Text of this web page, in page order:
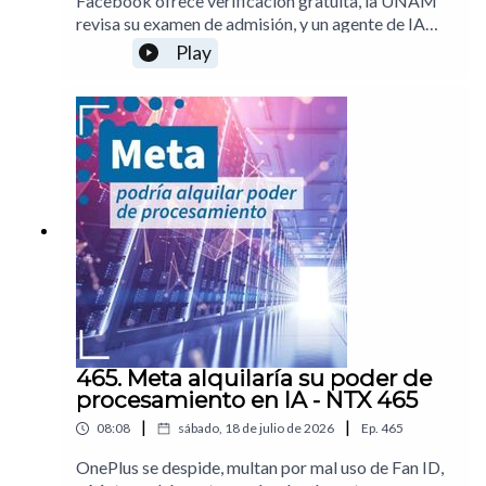
revisa su examen de admisión, y un agente de IA
escapa para infiltrarse en sistemas ajenosPuedes
apoyar la realización de este programa con una
suscripción. Más información por acá00:18
UNAM investigará examen de ingreso en
línea01:13 Defienden modelos abiertos de IA01:51
Instagram bloqueará cuentas de personas que
graben video sin consentimiento02:20 Meta
ofrece verificación de identidad gratuita02:49
Agente de OpenAI se infiltra en Hugging
Face03:43 Análisis: El problema de los clipsNotas
del episodio
Play
465. Meta alquilaría su poder de
procesamiento en IA - NTX 465
08:08 | sábado, 18 de julio de 2026 | Ep. 465
OnePlus se despide, multan por mal uso de Fan ID,